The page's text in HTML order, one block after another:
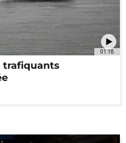
01:18
trafiquants